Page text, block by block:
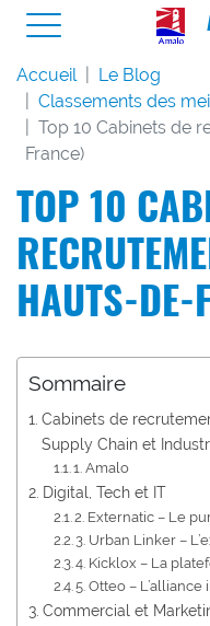
Accueil
Le Blog
Classements des
Top 10 Cabinets de
France)
TOP 10
HAUTS-DE-
Sommaire
Cabinets de
Supply Chain et
1. Amalo
Digital, Tech et IT
2. Externatic – Le
3. Urban Linker –
4. Kicklox – La
5. Otteo –
Commercial et